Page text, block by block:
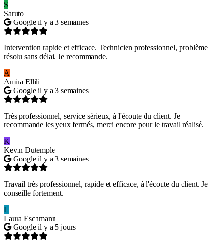
S
Saruto
Google il y a 3 semaines
Intervention rapide et efficace. Technicien professionnel, problème
résolu sans délai. Je recommande.
A
Amira Ellili
Google il y a 3 semaines
Très professionnel, service sérieux, à l'écoute du client. Je
recommande les yeux fermés, merci encore pour le travail réalisé.
K
Kevin Dutemple
Google il y a 3 semaines
Travail très professionnel, rapide et efficace, à l'écoute du client. Je
conseille fortement.
L
Laura Eschmann
Google il y a 5 jours